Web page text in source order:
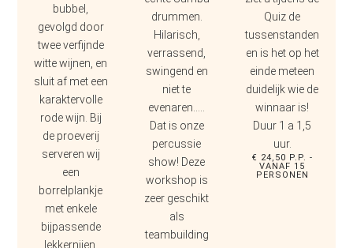
bubbel,
gevolgd door
twee verfijnde
witte wijnen, en
sluit af met een
karaktervolle
rode wijn. Bij
de proeverij
serveren wij
een
borrelplankje
met enkele
bijpassende
lekkernijen.
drummen.
Hilarisch,
verrassend,
swingend en
niet te
evenaren…..
Dat is onze
percussie
show! Deze
workshop is
zeer geschikt
als
teambuilding
Quiz de
tussenstanden
en is het op het
einde meteen
duidelijk wie de
winnaar is!
Duur 1 a 1,5
uur.
€ 24,50 P.P. -
VANAF 15
PERSONEN